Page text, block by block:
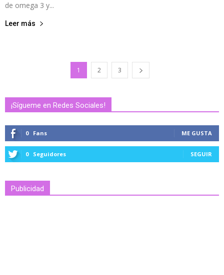
de omega 3 y...
Leer más
1 2 3
¡Sígueme en Redes Sociales!
0 Fans ME GUSTA
0 Seguidores SEGUIR
Publicidad